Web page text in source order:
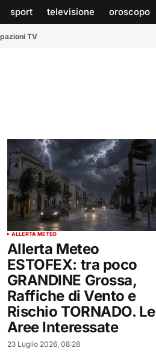
sport televisione oroscopo
TV
ALLERTA METEO
Allerta Meteo
ESTOFEX: tra poco
GRANDINE Grossa,
Raffiche di Vento e
Rischio TORNADO. Le
Aree Interessate
23 Luglio 2026, 08:28